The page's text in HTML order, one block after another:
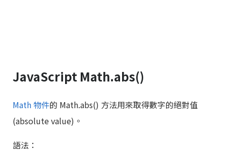
JavaScript Math.abs()
Math 物件的 Math.abs() 方法用來取得數字的絕對值
(absolute value)。
語法：